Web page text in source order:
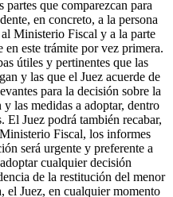
partes que comparezcan para
en concreto, a la persona
Ministerio Fiscal y a la parte
en este trámite por vez primera.
útiles y pertinentes que las
y las que el Juez acuerde de
para la decisión sobre la
las medidas a adoptar, dentro
El Juez podrá también recabar,
Fiscal, los informes
será urgente y preferente a
cualquier decisión
de la restitución del menor
el Juez, en cualquier momento